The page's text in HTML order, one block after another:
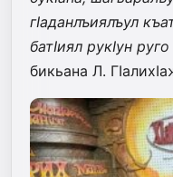
гIаданлъиялъул
батIиял рукIун руго
бикьана Л.